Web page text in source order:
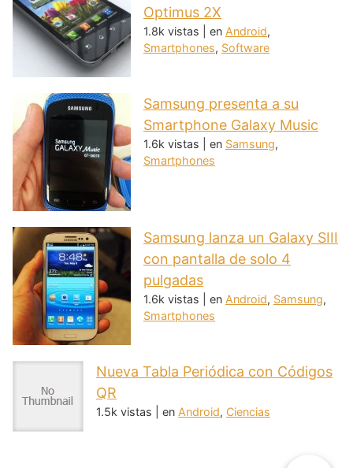
Optimus 2X
1.8k vistas en Android,
Smartphones, Software
Samsung presenta a su
Smartphone Galaxy Music
1.6k vistas en Samsung,
Smartphones
Samsung lanza un Galaxy SIII
con pantalla de solo 4
pulgadas
1.6k vistas en Android, Samsung,
Smartphones
Nueva Tabla Periódica con Códigos
QR
1.5k vistas en Android, Ciencias